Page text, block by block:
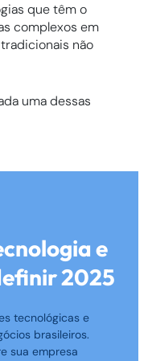
que têm o
complexos em
não
uma dessas
e
2025
tecnológicas e
brasileiros.
sua empresa